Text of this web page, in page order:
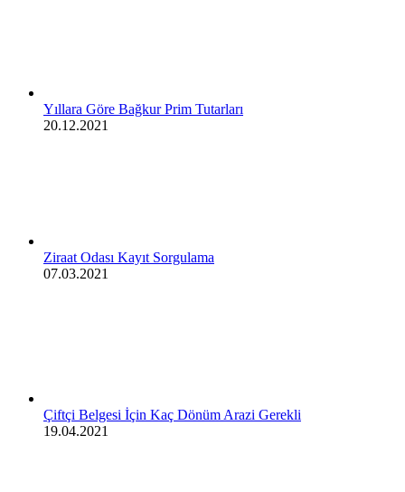
Yıllara Göre Bağkur Prim Tutarları
20.12.2021
Ziraat Odası Kayıt Sorgulama
07.03.2021
Çiftçi Belgesi İçin Kaç Dönüm Arazi Gerekli
19.04.2021